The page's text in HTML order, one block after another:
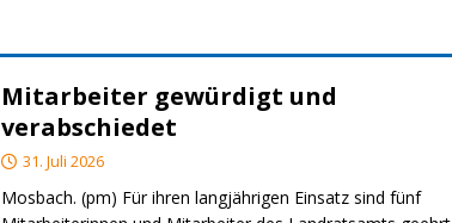
Mitarbeiter gewürdigt und
verabschiedet
31. Juli 2026
Mosbach. (pm) Für ihren langjährigen Einsatz sind fünf